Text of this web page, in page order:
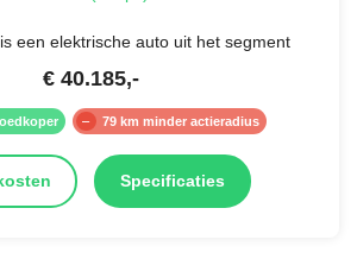
een elektrische auto uit het segment
€ 40.185,-
79 km minder actieradius
Specificaties